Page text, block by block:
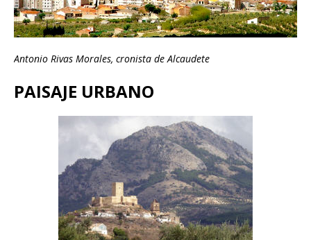
Antonio Rivas Morales, cronista de Alcaudete
PAISAJE URBANO